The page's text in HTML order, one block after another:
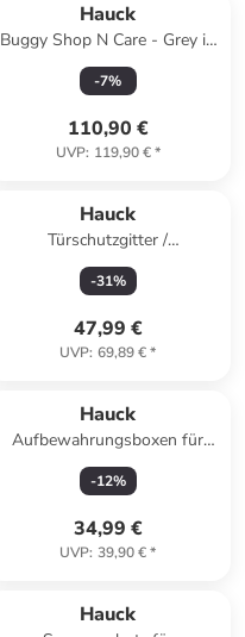
Hauck
Buggy Shop N Care - Grey in
grau
-7%
110,90 €
UVP: 119,90 €*
Hauck
Türschutzgitter /
Treppenschutzgitter in grau
-31%
47,99 €
UVP: 69,89 €*
Hauck
Aufbewahrungsboxen für
Hochstuhl - 2er in weiss
-12%
34,99 €
UVP: 39,90 €*
Hauck